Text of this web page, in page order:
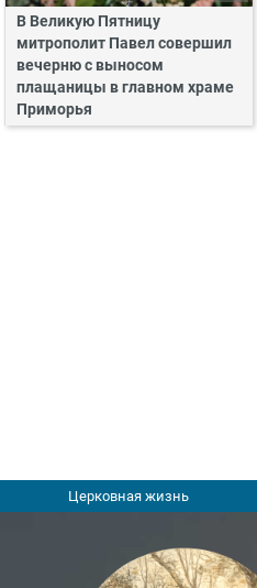
В Великую Пятницу
митрополит Павел совершил
вечерню с выносом
плащаницы в главном храме
Приморья
Церковная жизнь